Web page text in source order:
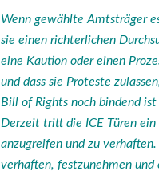
Wenn gewähl­te Amts­trä­ger
sie einen rich­ter­li­chen
eine Kau­ti­on oder einen
und dass sie Pro­tes­te
Bill of Rights noch bin­dend
Der­zeit tritt die ICE Türen
anzu­grei­fen und zu
ver­haf­ten, fest­zu­neh­men und